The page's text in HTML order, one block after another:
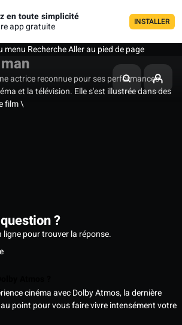
en toute simplicité
app gratuite
INSTALLER
menu RechercheAller au pied de page
actrice reconnue pour ses performances
et la télévision. Elle s'est illustrée dans des
film \
?
ligne pour trouver la réponse.
cinéma avec Dolby Atmos, la dernière
point pour vous faire vivre intensément votre